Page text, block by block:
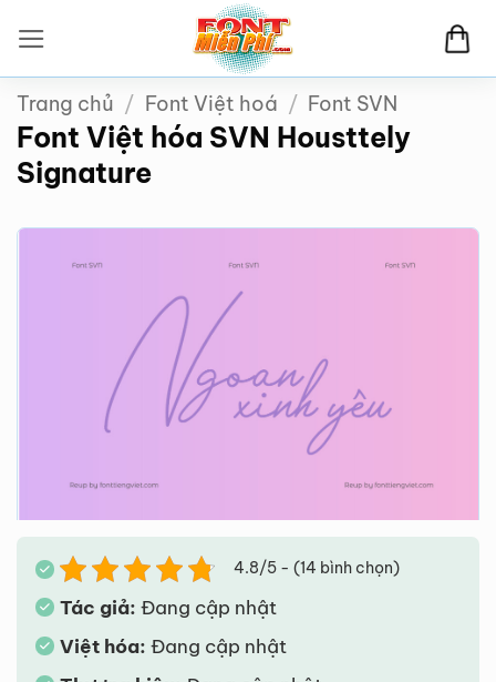
qua
nội
dung
Trang chủ / Font Việt hoá / Font SVN
Font Việt hóa SVN Housttely
Signature
4.8/5 - (14 bình chọn)
Tác giả: Đang cập nhật
Việt hóa: Đang cập nhật